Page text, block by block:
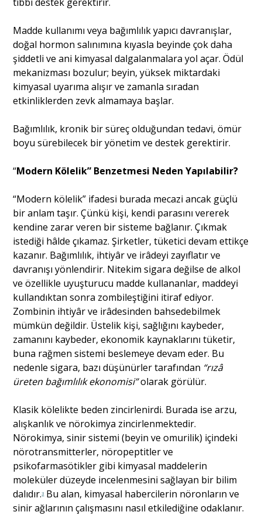
tıbbi destek gerektirir.
Madde kullanımı veya bağımlılık yapıcı davranışlar,
doğal hormon salınımına kıyasla beyinde çok daha
şiddetli ve ani kimyasal dalgalanmalara yol açar. Ödül
mekanizması bozulur; beyin, yüksek miktardaki
kimyasal uyarıma alışır ve zamanla sıradan
etkinliklerden zevk almamaya başlar.
Bağımlılık, kronik bir süreç olduğundan tedavi, ömür
boyu sürebilecek bir yönetim ve destek gerektirir.
“Modern Kölelik” Benzetmesi Neden Yapılabilir?
“Modern kölelik” ifadesi burada mecazi ancak güçlü
bir anlam taşır. Çünkü kişi, kendi parasını vererek
kendine zarar veren bir sisteme bağlanır. Çıkmak
istediği hâlde çıkamaz. Şirketler, tüketici devam ettikçe
kazanır. Bağımlılık, ihtiyâr ve irâdeyi zayıflatır ve
davranışı yönlendirir. Nitekim sigara değilse de alkol
ve özellikle uyuşturucu madde kullananlar, maddeyi
kullandıktan sonra zombileştiğini itiraf ediyor.
Zombinin ihtiyâr ve irâdesinden bahsedebilmek
mümkün değildir. Üstelik kişi, sağlığını kaybeder,
zamanını kaybeder, ekonomik kaynaklarını tüketir,
buna rağmen sistemi beslemeye devam eder. Bu
nedenle sigara, bazı düşünürler tarafından “rızâ
üreten bağımlılık ekonomisi”olarak görülür.
Klasik kölelikte beden zincirlenirdi. Burada ise arzu,
alışkanlık ve nörokimya zincirlenmektedir.
Nörokimya, sinir sistemi (beyin ve omurilik) içindeki
nörotransmitterler, nöropeptitler ve
psikofarmasötikler gibi kimyasal maddelerin
moleküler düzeyde incelenmesini sağlayan bir bilim
dalıdır.3Bu alan, kimyasal habercilerin nöronların ve
sinir ağlarının çalışmasını nasıl etkilediğine odaklanır.